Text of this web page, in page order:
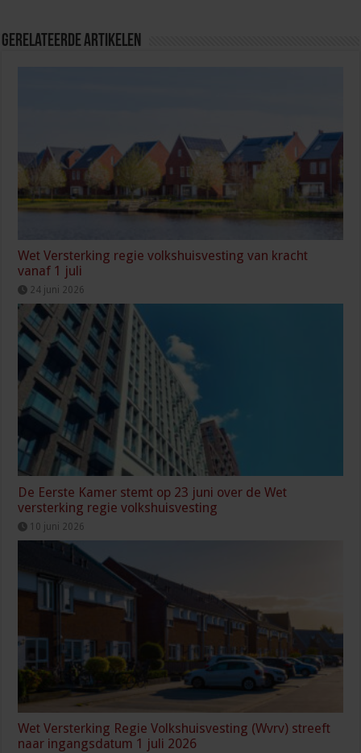
Gerelateerde Artikelen
Wet Versterking regie volkshuisvesting van kracht
vanaf 1 juli
24 juni 2026
De Eerste Kamer stemt op 23 juni over de Wet
versterking regie volkshuisvesting
10 juni 2026
Wet Versterking Regie Volkshuisvesting (Wvrv) streeft
naar ingangsdatum 1 juli 2026